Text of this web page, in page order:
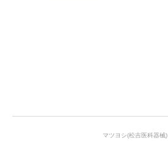
マツヨシ(松吉医科器械)